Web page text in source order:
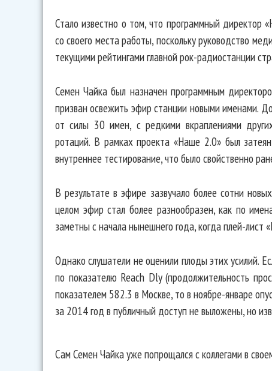
Стало известно о том, что программный директор
со своего места работы, поскольку руководство
текущими рейтингами главной рок-радиостанции
Семен Чайка был назначен программным
призван освежить эфир станции новыми именами.
от силы 30 имен, с редкими вкраплениями
ротаций. В рамках проекта «Наше 2.0» был
внутреннее тестирование, что было свойственно
В результате в эфире зазвучало более сотни
целом эфир стал более разнообразен, как по
заметны с начала нынешнего года, когда плей-лист
Однако слушатели не оценили плоды этих усилий.
по показателю Reach Dly (продолжительность
показателем 582.3 в Москве, то в ноябре-январе
за 2014 год в публичный доступ не выложены, но
Сам Семен Чайка уже попрощался с коллегами в